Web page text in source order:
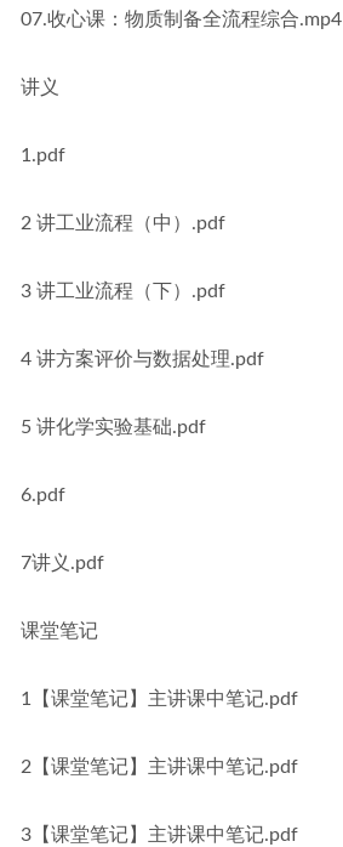
07.收心课：物质制备全流程综合.mp4
讲义
1.pdf
2 讲工业流程（中）.pdf
3 讲工业流程（下）.pdf
4 讲方案评价与数据处理.pdf
5 讲化学实验基础.pdf
6.pdf
7讲义.pdf
课堂笔记
1【课堂笔记】主讲课中笔记.pdf
2【课堂笔记】主讲课中笔记.pdf
3【课堂笔记】主讲课中笔记.pdf